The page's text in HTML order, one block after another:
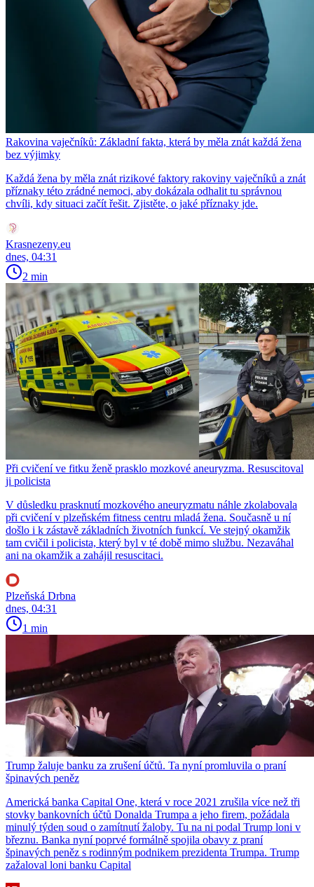
Rakovina vaječníků: Základní fakta, která by měla znát každá žena
bez výjimky
Každá žena by měla znát rizikové faktory rakoviny vaječníků a znát
příznaky této zrádné nemoci, aby dokázala odhalit tu správnou
chvíli, kdy situaci začít řešit. Zjistěte, o jaké příznaky jde.
Krasnezeny.eu
dnes, 04:31
2 min
Při cvičení ve fitku ženě prasklo mozkové aneuryzma. Resuscitoval
ji policista
V důsledku prasknutí mozkového aneuryzmatu náhle zkolabovala
při cvičení v plzeňském fitness centru mladá žena. Současně u ní
došlo i k zástavě základních životních funkcí. Ve stejný okamžik
tam cvičil i policista, který byl v té době mimo službu. Nezaváhal
ani na okamžik a zahájil resuscitaci.
Plzeňská Drbna
dnes, 04:31
1 min
Trump žaluje banku za zrušení účtů. Ta nyní promluvila o praní
špinavých peněz
Americká banka Capital One, která v roce 2021 zrušila více než tři
stovky bankovních účtů Donalda Trumpa a jeho firem, požádala
minulý týden soud o zamítnutí žaloby. Tu na ni podal Trump loni v
březnu. Banka nyní poprvé formálně spojila obavy z praní
špinavých peněz s rodinným podnikem prezidenta Trumpa. Trump
zažaloval loni banku Capital